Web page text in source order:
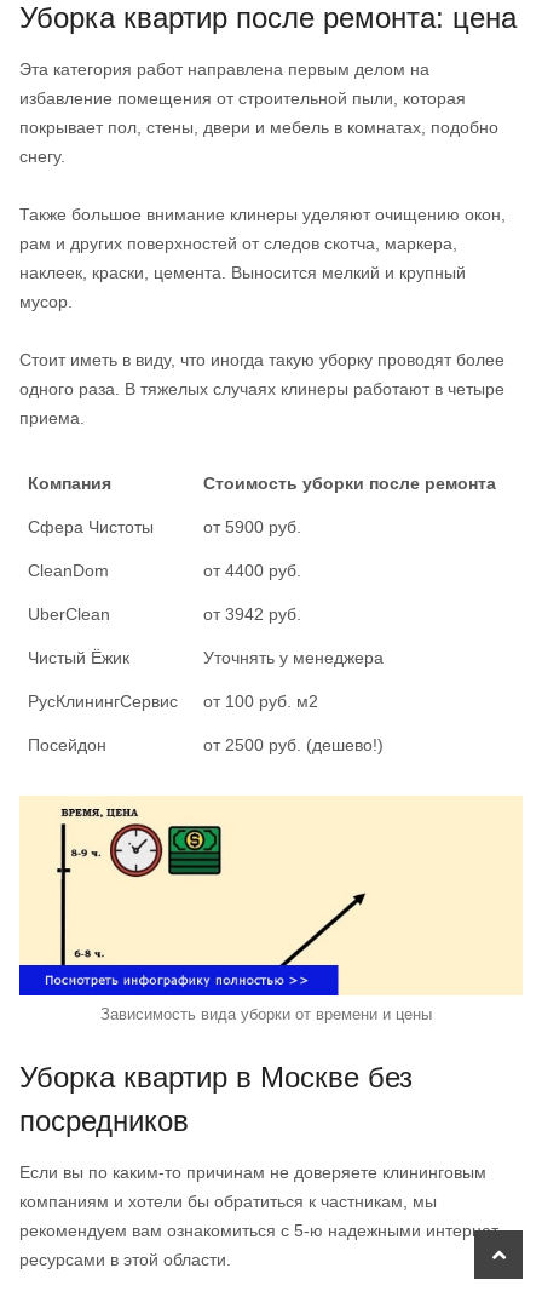
Уборка квартир после ремонта: цена
Эта категория работ направлена первым делом на
избавление помещения от строительной пыли, которая
покрывает пол, стены, двери и мебель в комнатах, подобно
снегу.
Также большое внимание клинеры уделяют очищению окон,
рам и других поверхностей от следов скотча, маркера,
наклеек, краски, цемента. Выносится мелкий и крупный
мусор.
Стоит иметь в виду, что иногда такую уборку проводят более
одного раза. В тяжелых случаях клинеры работают в четыре
приема.
Компания Стоимость уборки после ремонта
Сфера Чистоты от 5900 руб.
CleanDom от 4400 руб.
UberClean от 3942 руб.
Чистый Ёжик Уточнять у менеджера
РусКлинингСервис от 100 руб. м2
Посейдон от 2500 руб. (дешево!)
Зависимость вида уборки от времени и цены
Уборка квартир в Москве без
посредников
Если вы по каким-то причинам не доверяете клининговым
компаниям и хотели бы обратиться к частникам, мы
рекомендуем вам ознакомиться с 5-ю надежными интернет-
ресурсами в этой области.